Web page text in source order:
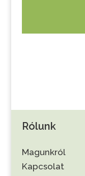
Rólunk
Magunkról
Kapcsolat